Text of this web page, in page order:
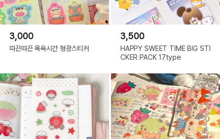
3,000
따끈따끈 목욕시간 형광스티커
3,500
HAPPY SWEET TIME BIG STI
CKER PACK 17type